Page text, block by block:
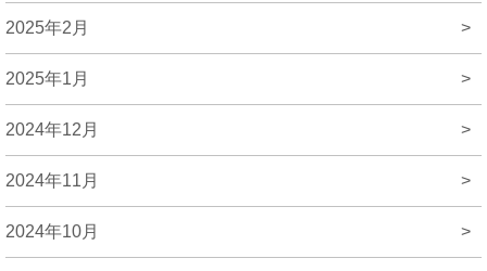
2025年2月 >
2025年1月 >
2024年12月 >
2024年11月 >
2024年10月 >